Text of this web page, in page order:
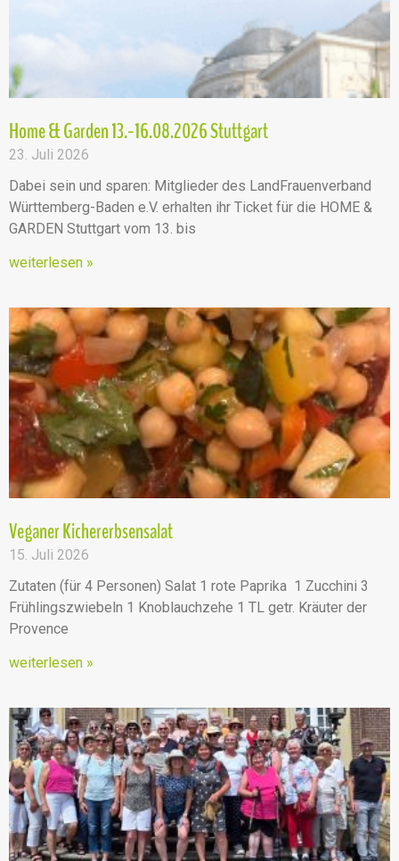
Home & Garden 13.-16.08.2026 Stuttgart
23. Juli 2026
Dabei sein und sparen: Mitglieder des LandFrauenverband
Württemberg-Baden e.V. erhalten ihr Ticket für die HOME &
GARDEN Stuttgart vom 13. bis
weiterlesen »
Veganer Kichererbsensalat
15. Juli 2026
Zutaten (für 4 Personen) Salat 1 rote Paprika 1 Zucchini 3
Frühlingszwiebeln 1 Knoblauchzehe 1 TL getr. Kräuter der
Provence
weiterlesen »